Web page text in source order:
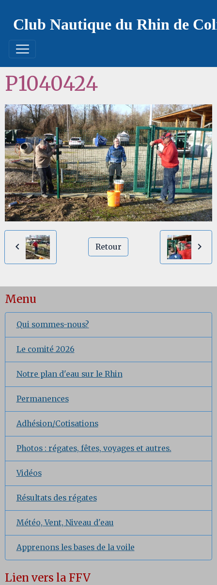
Club Nautique du Rhin de
P1040424
Retour
Menu
Qui sommes-nous?
Le comité 2026
Notre plan d'eau sur le Rhin
Permanences
Adhésion/Cotisations
Photos : régates, fêtes, voyages et autres.
Vidéos
Résultats des régates
Météo, Vent, Niveau d'eau
Apprenons les bases de la voile
Lien vers la FFV